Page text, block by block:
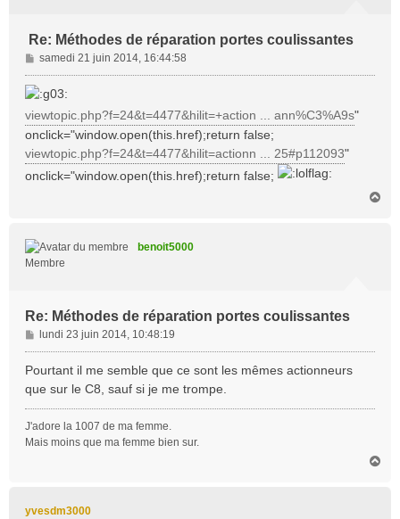
Re: Méthodes de réparation portes coulissantes
M
e
s
a
g
e
samedi 21 juin 2014, 16:44:58
viewtopic.php?f=24&t=4477&hilit=+action ... ann%C3%A9s"
onclick="window.open(this.href);return false;
viewtopic.php?f=24&t=4477&hilit=actionn ... 25#p112093"
onclick="window.open(this.href);return false;
benoit5000
Membre
Re: Méthodes de réparation portes coulissantes
M
e
s
e
lundi 23 juin 2014, 10:48:19
Pourtant il me semble que ce sont les mêmes actionneurs
que sur le C8, sauf si je me trompe.
J'adore la 1007 de ma femme.
Mais moins que ma femme bien sur.
yvesdm3000